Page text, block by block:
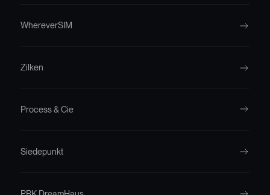
WhereverSIM
Zilken
Process & Cie
Siedepunkt